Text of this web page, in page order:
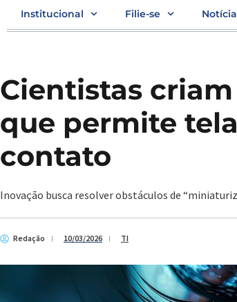
Institucional Filie-se
Cientistas
que permite
contato
Inovação busca resolver obstáculos de
Redação 10/03/2026 TI